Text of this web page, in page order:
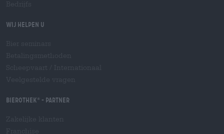
Wij helpen u
Bierothek - Partner